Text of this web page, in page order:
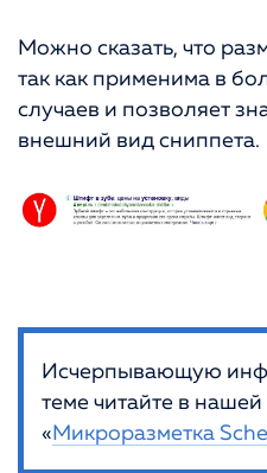
Можно сказать, что
так как применима в
случаев и позволяет
внешний вид сниппета.
Исчерпывающую
теме читайте в нашей
« Микроразметка